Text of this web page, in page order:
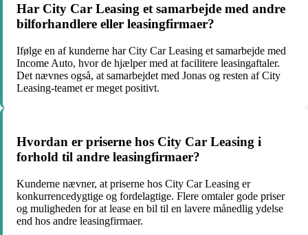
Har City Car Leasing et samarbejde med andre
bilforhandlere eller leasingfirmaer?
Ifølge en af kunderne har City Car Leasing et samarbejde med
Income Auto, hvor de hjælper med at facilitere leasingaftaler.
Det nævnes også, at samarbejdet med Jonas og resten af City
Leasing-teamet er meget positivt.
Hvordan er priserne hos City Car Leasing i
forhold til andre leasingfirmaer?
Kunderne nævner, at priserne hos City Car Leasing er
konkurrencedygtige og fordelagtige. Flere omtaler gode priser
og muligheden for at lease en bil til en lavere månedlig ydelse
end hos andre leasingfirmaer.